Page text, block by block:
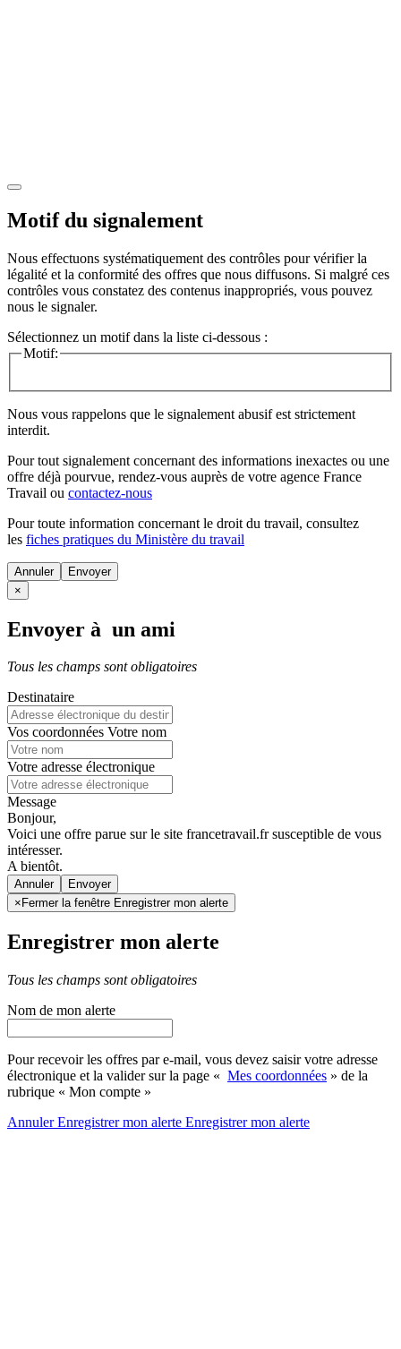
Motif du signalement
Nous effectuons systématiquement des contrôles pour vérifier la
légalité et la conformité des offres que nous diffusons. Si malgré ces
contrôles vous constatez des contenus inappropriés, vous pouvez
nous le signaler.
Sélectionnez un motif dans la liste ci-dessous :
Motif:
Nous vous rappelons que le signalement abusif est strictement
interdit.
Pour tout signalement concernant des informations inexactes ou une
offre déjà pourvue, rendez-vous auprès de votre agence France
Travail ou contactez-nous
Pour toute information concernant le droit du travail, consultez
les fiches pratiques du Ministère du travail
Annuler
×
Envoyer à un ami
Tous les champs sont obligatoires
Destinataire
Vos coordonnées Votre nom
Votre adresse électronique
Message
Bonjour,
Voici une offre parue sur le site francetravail.fr susceptible de vous
intéresser.
A bientôt.
Annuler
× Fermer la fenêtre Enregistrer mon alerte
Enregistrer mon alerte
Tous les champs sont obligatoires
Nom de mon alerte
Pour recevoir les offres par e-mail, vous devez saisir votre adresse
électronique et la valider sur la page « Mes coordonnées » de la
rubrique « Mon compte »
AnnulerEnregistrer mon alerte Enregistrermon alerte